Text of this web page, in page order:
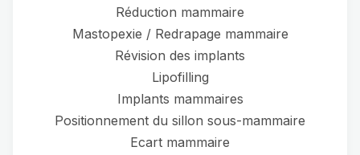
Réduction mammaire
Mastopexie / Redrapage mammaire
Révision des implants
Lipofilling
Implants mammaires
Positionnement du sillon sous-mammaire
Ecart mammaire